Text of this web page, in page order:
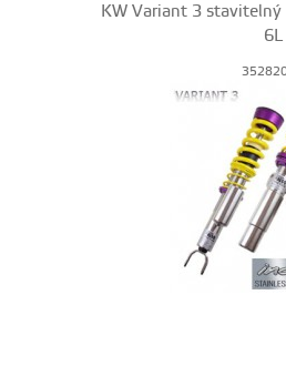
KW Variant 3 stavitelný
6L